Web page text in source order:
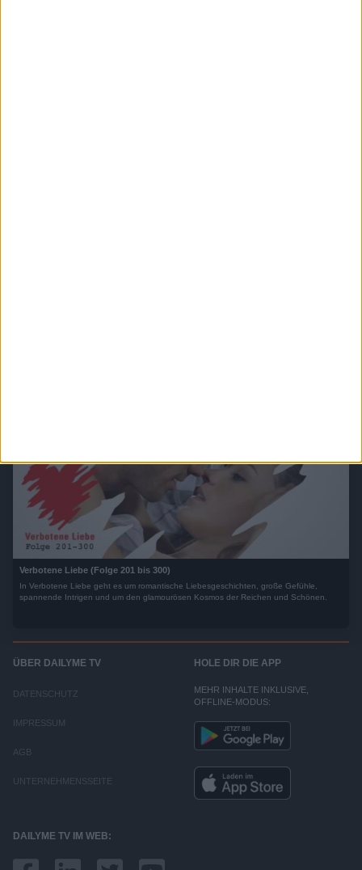
Verbotene Liebe (Folge 201 bis 300)
In Verbotene Liebe geht es um romantische Liebesgeschichten, große Gefühle,
spannende Intrigen und um den glamourösen Kosmos der Reichen und Schönen.
ÜBER DAILYME TV
DATENSCHUTZ
IMPRESSUM
AGB
UNTERNEHMENSSEITE
HOLE DIR DIE APP
MEHR INHALTE INKLUSIVE,
OFFLINE-MODUS:
DAILYME TV IM WEB: